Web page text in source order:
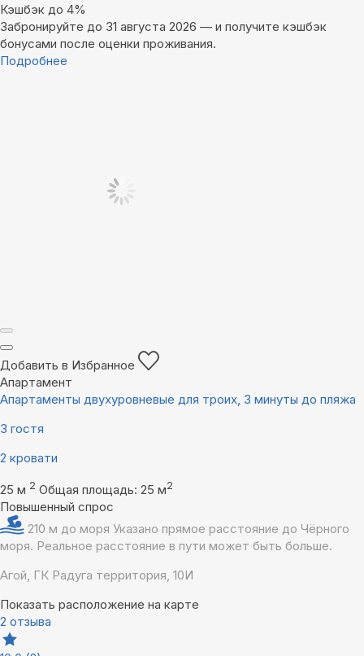
Кэшбэк до 4%
Забронируйте до 31 августа 2026 — и получите кэшбэк
бонусами после оценки проживания.
Подробнее
Добавить в Избранное
Апартамент
Апартаменты двухуровневые для троих, 3 минуты до пляжа
3 гостя
2 кровати
25 м 2 Общая площадь: 25 м2
Повышенный спрос
210 м до моря Указано прямое расстояние до Чёрного
моря. Реальное расстояние в пути может быть больше.
Агой, ГК Радуга территория, 10И
Показать расположение на карте
2 отзыва